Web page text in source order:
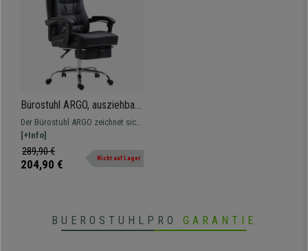
Bürostuhl ARGO, ausziehbare
Fußablage,
Kunstlederbezug, Farbe
Schwarz
Der Bürostuhl ARGO zeichnet sich
durch seinen Komfort und sein
modernes Design aus. Er eignet
sich für die intensive Nutzung.
[+Info]
289,90 €
204,90 € Nicht auf Lager
BUEROSTUHLPRO GARANTIE